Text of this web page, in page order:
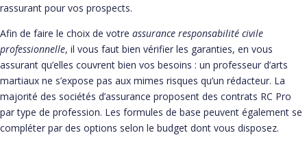
rassurant pour vos prospects.
Afin de faire le choix de votre assurance responsabilité civile
professionnelle, il vous faut bien vérifier les garanties, en vous
assurant qu’elles couvrent bien vos besoins : un professeur d’arts
martiaux ne s’expose pas aux mimes risques qu’un rédacteur. La
majorité des sociétés d’assurance proposent des contrats RC Pro
par type de profession. Les formules de base peuvent également se
compléter par des options selon le budget dont vous disposez.